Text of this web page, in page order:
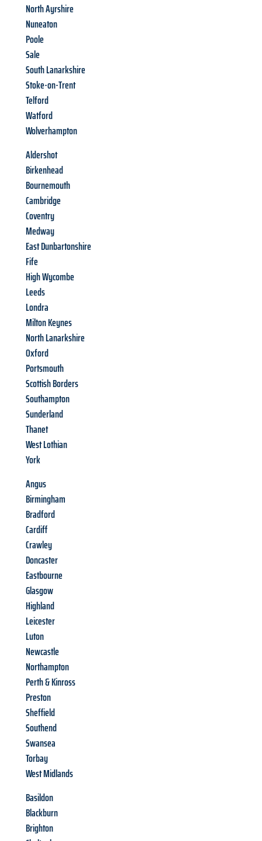
North Ayrshire
Nuneaton
Poole
Sale
South Lanarkshire
Stoke-on-Trent
Telford
Watford
Wolverhampton
Aldershot
Birkenhead
Bournemouth
Cambridge
Coventry
Medway
East Dunbartonshire
Fife
High Wycombe
Leeds
Londra
Milton Keynes
North Lanarkshire
Oxford
Portsmouth
Scottish Borders
Southampton
Sunderland
Thanet
West Lothian
York
Angus
Birmingham
Bradford
Cardiff
Crawley
Doncaster
Eastbourne
Glasgow
Highland
Leicester
Luton
Newcastle
Northampton
Perth & Kinross
Preston
Sheffield
Southend
Swansea
Torbay
West Midlands
Basildon
Blackburn
Brighton